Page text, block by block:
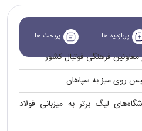
پربازدید ها پربحث ها
معاونین فرهنگی فوتبال کشور
روی میز به سپاهان
لیگ برتر به میزبانی فولاد